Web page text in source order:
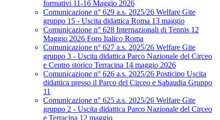
formativi 11-16 Maggio 2026
Comunicazione n° 629 a.s. 2025/26 Welfare Gite
gruppo 15 - Uscita didattica Roma 13 maggio
Comunicazione n° 628 Internazionali di Tennis 12
Maggio 2026 Foro Italico Roma
Comunicazione n° 627 a.s. 2025/26 Welfare Gite
gruppo 3 - Uscita didattica Parco Nazionale del Circeo
e Centro storico Terracina 14 maggio 2026
Comunicazione n° 626 a.s. 2025/26 Posticipo Uscita
didattica presso il Parco del Circeo e Sabaudia Gruppo
11
Comunicazione n° 625 a.s. 2025/26 Welfare Gite
gruppo 2 - Uscita didattica Parco Nazionale del Circeo
e Terracina 12 maggio